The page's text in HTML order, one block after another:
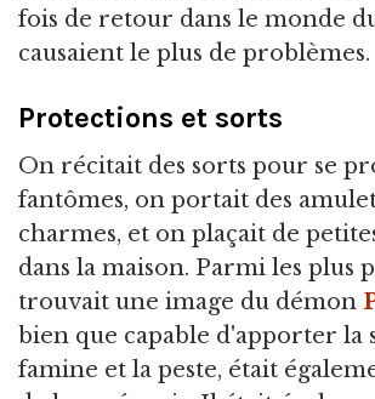
fois de retour dans le monde
causaient le plus de problèmes.
Protections et sorts
On récitait des sorts pour se
fantômes, on portait des
charmes, et on plaçait de
dans la maison. Parmi les plus
trouvait une image du démon
bien que capable d'apporter la
famine et la peste, était